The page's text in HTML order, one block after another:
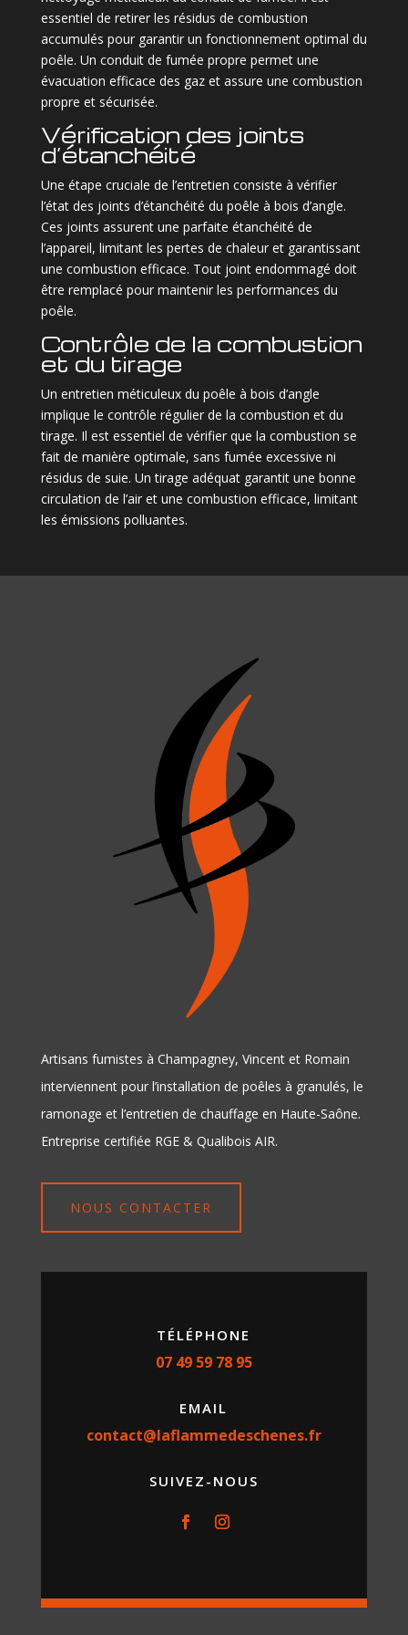
essentiel de retirer les résidus de combustion
accumulés pour garantir un fonctionnement optimal du
poêle. Un conduit de fumée propre permet une
évacuation efficace des gaz et assure une combustion
propre et sécurisée.
Vérification des joints
d’étanchéité
Une étape cruciale de l’entretien consiste à vérifier
l’état des joints d’étanchéité du poêle à bois d’angle.
Ces joints assurent une parfaite étanchéité de
l’appareil, limitant les pertes de chaleur et garantissant
une combustion efficace. Tout joint endommagé doit
être remplacé pour maintenir les performances du
poêle.
Contrôle de la combustion
et du tirage
Un entretien méticuleux du poêle à bois d’angle
implique le contrôle régulier de la combustion et du
tirage. Il est essentiel de vérifier que la combustion se
fait de manière optimale, sans fumée excessive ni
résidus de suie. Un tirage adéquat garantit une bonne
circulation de l’air et une combustion efficace, limitant
les émissions polluantes.
Artisans fumistes à Champagney, Vincent et Romain
interviennent pour l’installation de poêles à granulés, le
ramonage et l’entretien de chauffage en Haute-Saône.
Entreprise certifiée RGE & Qualibois AIR.
NOUS CONTACTER
TÉLÉPHONE
07 49 59 78 95
EMAIL
contact@laflammedeschenes.fr
SUIVEZ-NOUS